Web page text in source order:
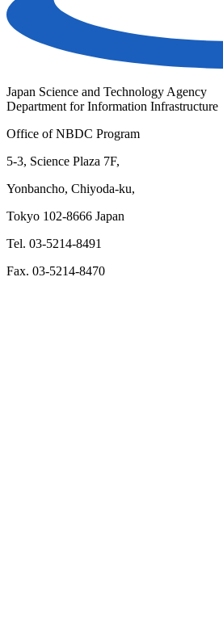
Japan Science and Technology Agency
Department for Information Infrastructure
Office of NBDC Program
5-3, Science Plaza 7F,
Yonbancho, Chiyoda-ku,
Tokyo 102-8666 Japan
Tel. 03-5214-8491
Fax. 03-5214-8470